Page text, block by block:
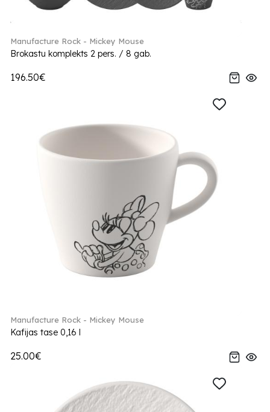
Manufacture Rock - Mickey Mouse
Brokastu komplekts 2 pers. / 8 gab.
196.50€
Manufacture Rock - Mickey Mouse
Kafijas tase 0,16 l
25.00€